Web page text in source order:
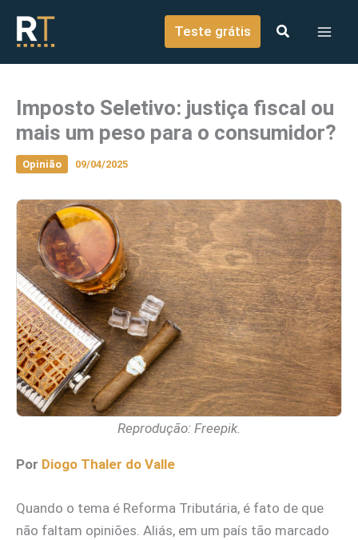
conteúdo
Teste grátis
Imposto Seletivo: justiça fiscal ou
mais um peso para o consumidor?
Opinião 09/04/2025
Reprodução: Freepik.
Por Diogo Thaler do Valle
Quando o tema é Reforma Tributária, é fato de que
não faltam opiniões. Aliás, em um país tão marcado